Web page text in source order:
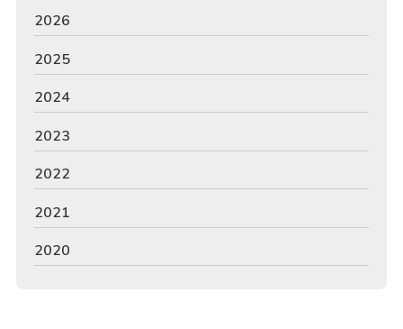
2026
2025
2024
2023
2022
2021
2020